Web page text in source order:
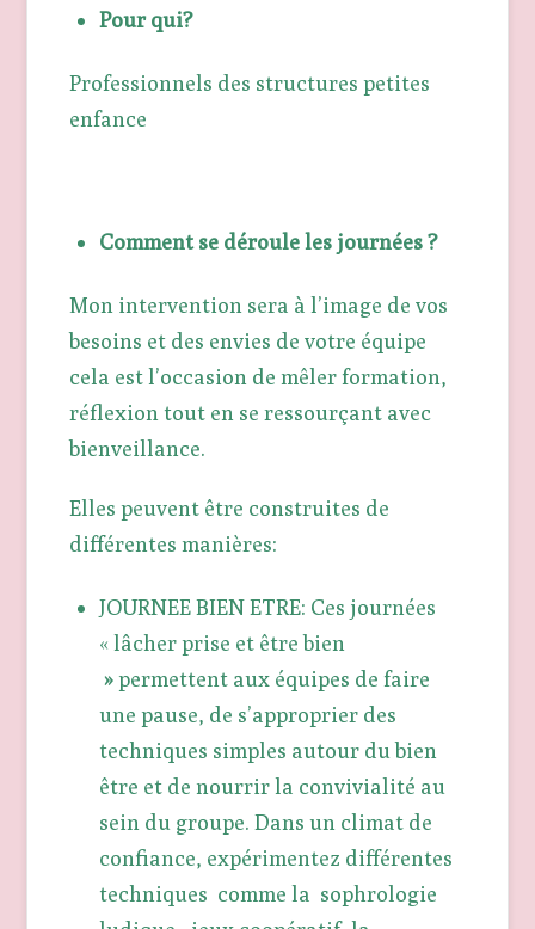
Pour qui?
Professionnels des structures petites
enfance
Comment se déroule les journées ?
Mon intervention sera à l’image de vos
besoins et des envies de votre équipe
cela est l’occasion de mêler formation,
réflexion tout en se ressourçant avec
bienveillance.
Elles peuvent être construites de
différentes manières:
JOURNEE BIEN ETRE: Ces journées
« lâcher prise et être bien
»permettent aux équipes de faire
une pause, de s’approprier des
techniques simples autour du bien
être et de nourrir la convivialité au
sein du groupe. Dans un climat de
confiance, expérimentez différentes
techniques comme la sophrologie